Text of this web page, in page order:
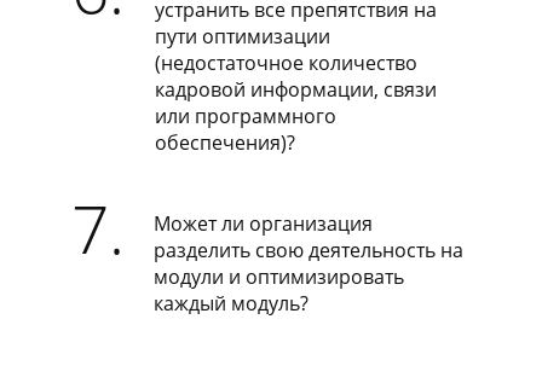
устранить все препятствия на
пути оптимизации
(недостаточное количество
кадровой информации, связи
или программного
обеспечения)?
7.
Может ли организация
разделить свою деятельность на
модули и оптимизировать
каждый модуль?